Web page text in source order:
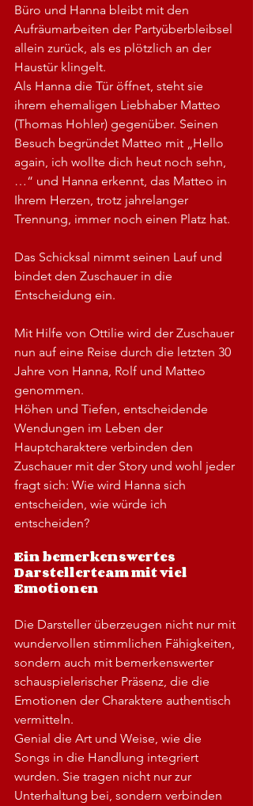
Büro und Hanna bleibt mit den
Aufräumarbeiten der Partyüberbleibsel
allein zurück, als es plötzlich an der
Haustür klingelt.
Als Hanna die Tür öffnet, steht sie
ihrem ehemaligen Liebhaber Matteo
(Thomas Hohler) gegenüber. Seinen
Besuch begründet Matteo mit „Hello
again, ich wollte dich heut noch sehn,
…“ und Hanna erkennt, das Matteo in
Ihrem Herzen, trotz jahrelanger
Trennung, immer noch einen Platz hat.
Das Schicksal nimmt seinen Lauf und
bindet den Zuschauer in die
Entscheidung ein.
Mit Hilfe von Ottilie wird der Zuschauer
nun auf eine Reise durch die letzten 30
Jahre von Hanna, Rolf und Matteo
genommen.
Höhen und Tiefen, entscheidende
Wendungen im Leben der
Hauptcharaktere verbinden den
Zuschauer mit der Story und wohl jeder
fragt sich: Wie wird Hanna sich
entscheiden, wie würde ich
entscheiden?
Ein bemerkenswertes
Darstellerteam mit viel
Emotionen
Die Darsteller überzeugen nicht nur mit
wundervollen stimmlichen Fähigkeiten,
sondern auch mit bemerkenswerter
schauspielerischer Präsenz, die die
Emotionen der Charaktere authentisch
vermitteln.
Genial die Art und Weise, wie die
Songs in die Handlung integriert
wurden. Sie tragen nicht nur zur
Unterhaltung bei, sondern verbinden